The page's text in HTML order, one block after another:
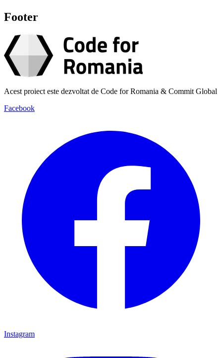
Footer
Acest proiect este dezvoltat de Code for Romania & Commit Global
Facebook
Instagram